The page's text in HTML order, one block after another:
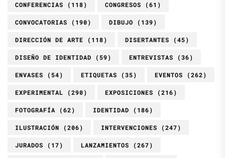
CONFERENCIAS (118) CONGRESOS (61)
CONVOCATORIAS (190) DIBUJO (139)
DIRECCIÓN DE ARTE (118) DISERTANTES (45)
DISEÑO DE IDENTIDAD (59) ENTREVISTAS (36)
ENVASES (54) ETIQUETAS (35) EVENTOS (262)
EXPERIMENTAL (290) EXPOSICIONES (216)
FOTOGRAFÍA (62) IDENTIDAD (186)
ILUSTRACIÓN (206) INTERVENCIONES (247)
JURADOS (17) LANZAMIENTOS (267)